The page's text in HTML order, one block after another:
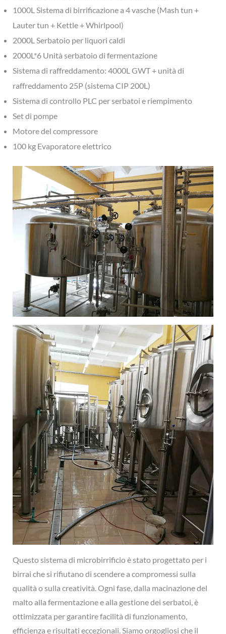
1000L Sistema di birrificazione a 4 vasche (Mash tun +
Lauter tun + Kettle + Whirlpool)
2000L Serbatoio per liquori caldi
2000L*6 Unità serbatoio di fermentazione
Sistema di raffreddamento: 4000L GWT + unità di
raffreddamento 25P (sistema CIP 200L)
Sistema di controllo PLC per serbatoi e riempimento
Set di pompe
Motore del compressore
100 kg Evaporatore elettrico
Questo sistema di microbirrificio è stato progettato per i
birrai che si rifiutano di scendere a compromessi sulla
qualità o sulla creatività. Ogni fase, dalla macinazione del
malto alla fermentazione e alla gestione dei serbatoi, è
ottimizzata per garantire facilità di funzionamento,
efficienza e risultati eccezionali. Siamo orgogliosi che il